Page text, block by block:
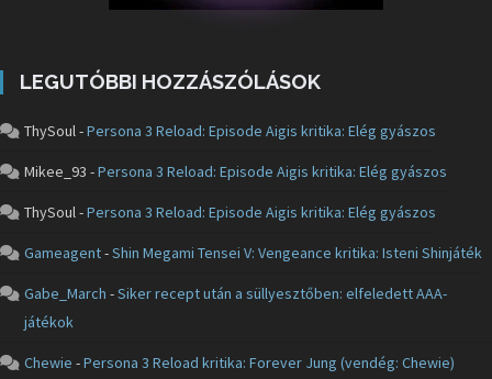
LEGUTÓBBI HOZZÁSZÓLÁSOK
ThySoul-Persona 3 Reload: Episode Aigis kritika: Elég gyászos
Mikee_93 -Persona 3 Reload: Episode Aigis kritika: Elég gyászos
ThySoul-Persona 3 Reload: Episode Aigis kritika: Elég gyászos
Gameagent-Shin Megami Tensei V: Vengeance kritika: Isteni Shinjáték
Gabe_March -Siker recept után a süllyesztőben: elfeledett AAA-
játékok
Chewie -Persona 3 Reload kritika: Forever Jung (vendég: Chewie)